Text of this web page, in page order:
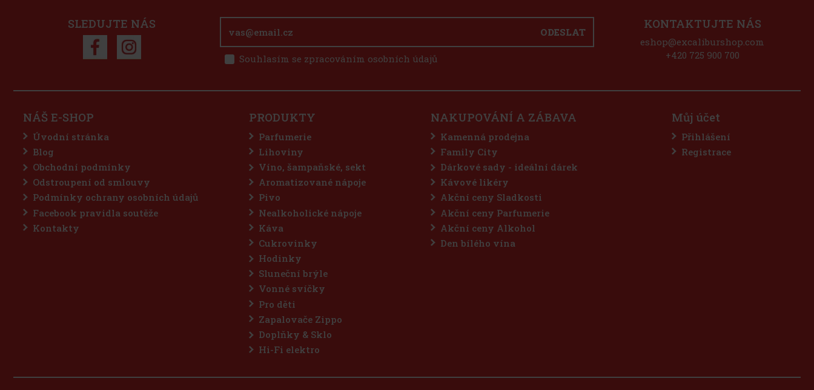
SLEDUJTE NÁS
ODESLAT
Souhlasím se zpracováním osobních údajů
KONTAKTUJTE NÁS
eshop@excaliburshop.com
+420 725 900 700
NÁŠ E-SHOP
Úvodní stránka
Blog
Obchodní podmínky
Odstroupení od smlouvy
Podmínky ochrany osobních údajů
Facebook pravidla soutěže
Kontakty
PRODUKTY
Parfumerie
Lihoviny
Víno, šampaňské, sekt
Aromatizované nápoje
Pivo
Nealkoholické nápoje
Káva
Cukrovinky
Hodinky
Sluneční brýle
Vonné svíčky
Pro děti
Zapalovače Zippo
Doplňky & Sklo
Hi-Fi elektro
NAKUPOVÁNÍ A ZÁBAVA
Kamenná prodejna
Family City
Dárkové sady - ideální dárek
Kávové likéry
Akční ceny Sladkosti
Akční ceny Parfumerie
Akční ceny Alkohol
Den bílého vína
Můj účet
Přihlášení
Registrace